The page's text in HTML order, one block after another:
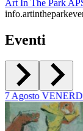
Art In The Park
Eventi
7Agosto